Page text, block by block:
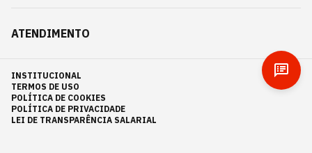
ATENDIMENTO
INSTITUCIONAL
TERMOS DE USO
POLÍTICA DE COOKIES
POLÍTICA DE PRIVACIDADE
LEI DE TRANSPARÊNCIA SALARIAL